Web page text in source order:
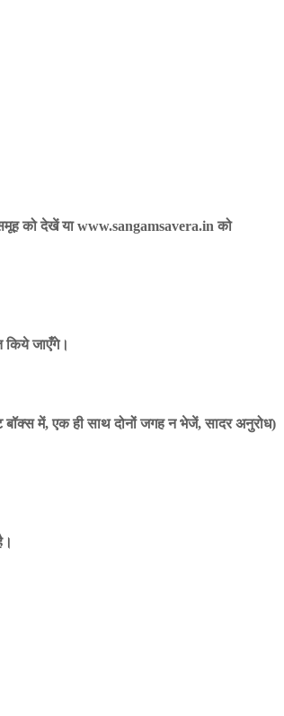
को देखें या www.sangamsavera.in को
किये जाएँगे।
में, एक ही साथ दोनों जगह न भेजें, सादर अनुरोध)